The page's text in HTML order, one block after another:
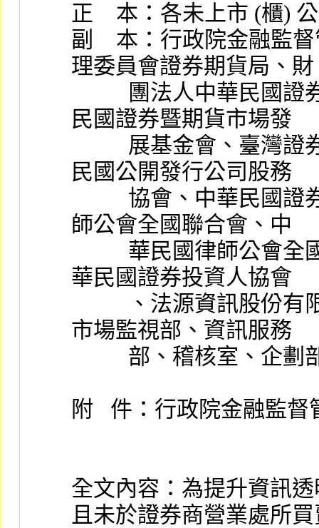
正    本：各未上市 (櫃)
副    本：行政院金融監
理委員會證券期貨局、財
民國證券暨期貨市場發
民國公開發行公司股務
師公會全國聯合會、中
華民國證券投資人協會
市場監視部、資訊服務
部、稽核室
附   件：行政院金融監督
全文內容：為提升資訊
且未於證券商營業處所買